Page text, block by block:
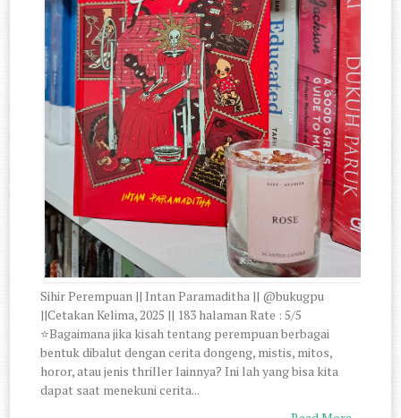
Sihir Perempuan || Intan Paramaditha || @bukugpu
||Cetakan Kelima, 2025 || 183 halaman Rate : 5/5
⭐Bagaimana jika kisah tentang perempuan berbagai
bentuk dibalut dengan cerita dongeng, mistis, mitos,
horor, atau jenis thriller lainnya? Ini lah yang bisa kita
dapat saat menekuni cerita...